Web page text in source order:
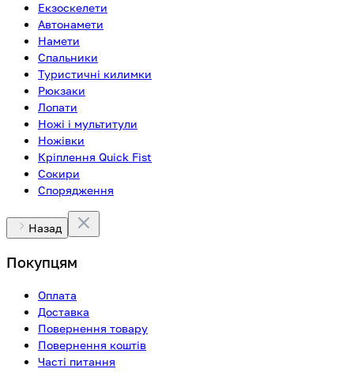
Екзоскелети
Автонамети
Намети
Спальники
Туристичні килимки
Рюкзаки
Лопати
Ножі і мультитули
Ножівки
Кріплення Quick Fist
Сокири
Спорядження
Назад
Покупцям
Оплата
Доставка
Повернення товару
Повернення коштів
Часті питання